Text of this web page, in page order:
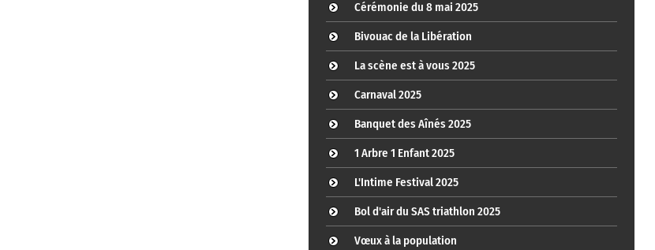
Cérémonie du 8 mai 2025
Bivouac de la Libération
La scène est à vous 2025
Carnaval 2025
Banquet des Aînés 2025
1 Arbre 1 Enfant 2025
L'Intime Festival 2025
Bol d'air du SAS triathlon 2025
Vœux à la population